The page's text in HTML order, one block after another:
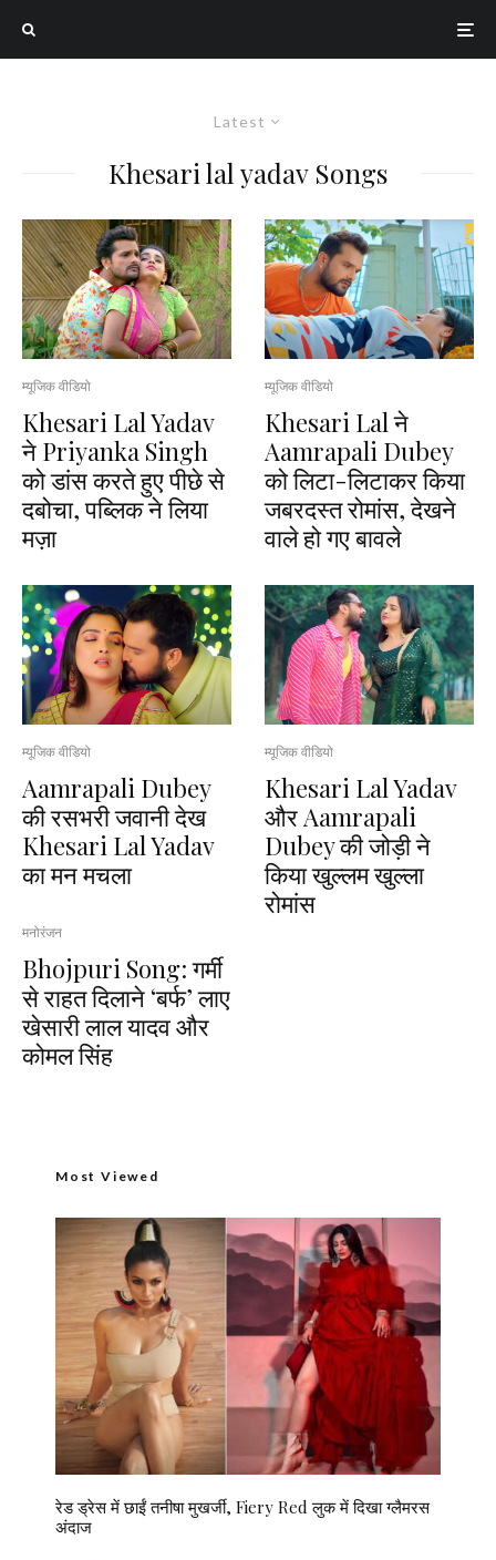
Latest
Khesari lal yadav Songs
म्यूजिक वीडियो
Khesari Lal Yadav
ने Priyanka Singh
को डांस करते हुए पीछे से
दबोचा, पब्लिक ने लिया
मज़ा
म्यूजिक वीडियो
Aamrapali Dubey
की रसभरी जवानी देख
Khesari Lal Yadav
का मन मचला
मनोरंजन
Bhojpuri Song: गर्मी
से राहत दिलाने ‘बर्फ’ लाए
खेसारी लाल यादव और
कोमल सिंह
म्यूजिक वीडियो
Khesari Lal ने
Aamrapali Dubey
को लिटा-लिटाकर किया
जबरदस्त रोमांस, देखने
वाले हो गए बावले
म्यूजिक वीडियो
Khesari Lal Yadav
और Aamrapali
Dubey की जोड़ी ने
किया खुल्लम खुल्ला
रोमांस
Most Viewed
रेड ड्रेस में छाईं तनीषा मुखर्जी, Fiery Red लुक में दिखा ग्लैमरस
अंदाज